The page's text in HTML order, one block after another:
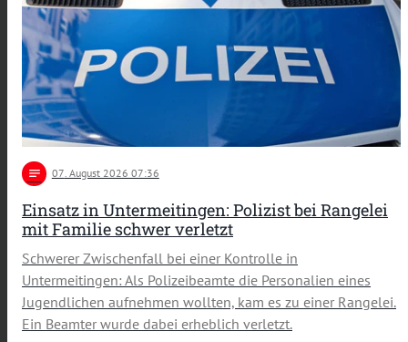
notes 07. August 2026 07:36
Einsatz in Untermeitingen: Polizist bei Rangelei
mit Familie schwer verletzt
Schwerer Zwischenfall bei einer Kontrolle in
Untermeitingen: Als Polizeibeamte die Personalien eines
Jugendlichen aufnehmen wollten, kam es zu einer Rangelei.
Ein Beamter wurde dabei erheblich verletzt.